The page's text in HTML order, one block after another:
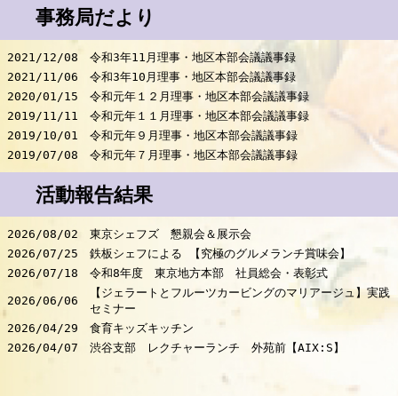
事務局だより
2021/12/08
令和3年11月理事・地区本部会議議事録
2021/11/06
令和3年10月理事・地区本部会議議事録
2020/01/15
令和元年１２月理事・地区本部会議議事録
2019/11/11
令和元年１１月理事・地区本部会議議事録
2019/10/01
令和元年９月理事・地区本部会議議事録
2019/07/08
令和元年７月理事・地区本部会議議事録
活動報告結果
2026/08/02
東京シェフズ 懇親会＆展示会
2026/07/25
鉄板シェフによる 【究極のグルメランチ賞味会】
2026/07/18
令和8年度 東京地方本部 社員総会・表彰式
2026/06/06
【ジェラートとフルーツカービングのマリアージュ】実践
セミナー
2026/04/29
食育キッズキッチン
2026/04/07
渋谷支部 レクチャーランチ 外苑前【AIX:S】